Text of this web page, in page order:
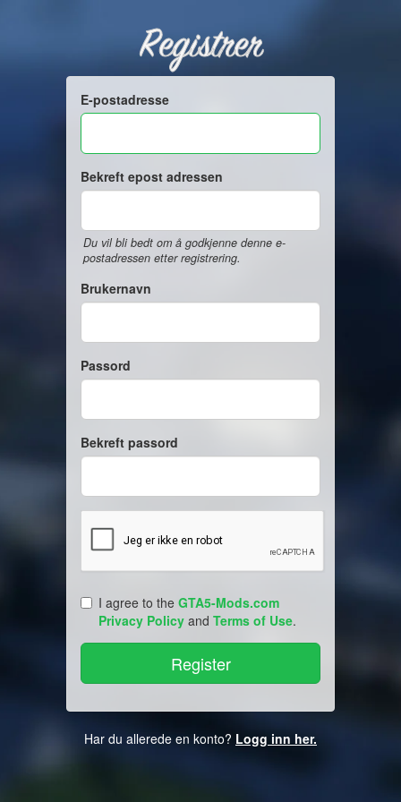
Registrer
E-postadresse
Bekreft epost adressen
Du vil bli bedt om å godkjenne denne e-
postadressen etter registrering.
Brukernavn
Passord
Bekreft passord
I agree to the GTA5-Mods.com
Privacy Policy and Terms of Use.
Har du allerede en konto? Logg inn her.